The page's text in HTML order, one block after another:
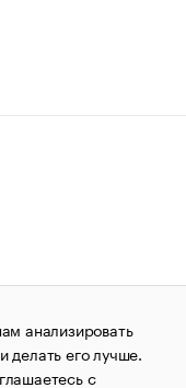
авторских прав
Сообщения
«РБК»
по надзору в сфере
анализировать
делать его лучше.
с